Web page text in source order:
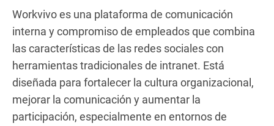
Workvivo es una plataforma de comunicación
interna y compromiso de empleados que combina
las características de las redes sociales con
herramientas tradicionales de intranet. Está
diseñada para fortalecer la cultura organizacional,
mejorar la comunicación y aumentar la
participación, especialmente en entornos de